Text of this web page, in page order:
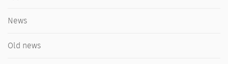
News
Old news